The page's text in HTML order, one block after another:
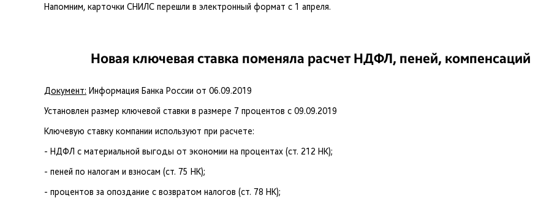
Напомним, карточки СНИЛС перешли в электронный формат с 1 апреля.
Новая ключевая ставка поменяла расчет НДФЛ, пеней, компенсаций
Документ: Информация Банка России от 06.09.2019
Установлен размер ключевой ставки в размере 7 процентов с 09.09.2019
Ключевую ставку компании используют при расчете:
- НДФЛ с материальной выгоды от экономии на процентах (ст. 212 НК);
- пеней по налогам и взносам (ст. 75 НК);
- процентов за опоздание с возвратом налогов (ст. 78 НК);